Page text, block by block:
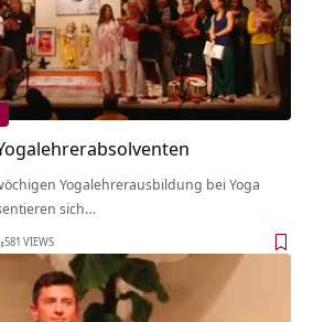
Yogalehrerausbildung bei Yoga
sich…
581 VIEWS